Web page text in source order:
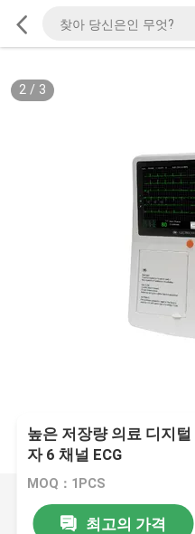
2/ 3
높은 저장량 의료 디지
자 6 채널 ECG
MOQ：1PCS
최고의 가격